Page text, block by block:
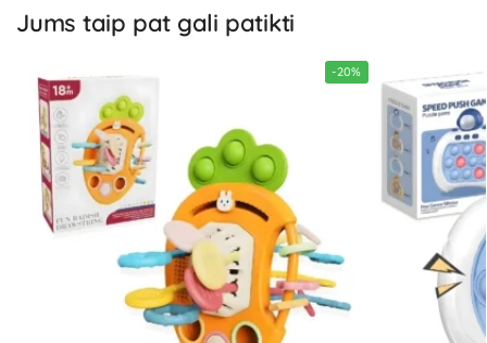
Jums taip pat gali patikti
-20%